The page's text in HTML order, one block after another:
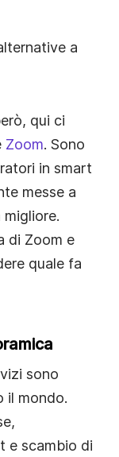
a
qui ci
Zoom. Sono
in smart
messe a
di Zoom e
quale fa
sono
il mondo.
e scambio di